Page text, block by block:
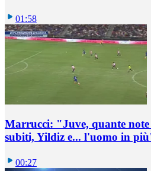
01:58
Marrucci: "Juve, quante
subiti, Yildiz e... l'uomo in
00:27